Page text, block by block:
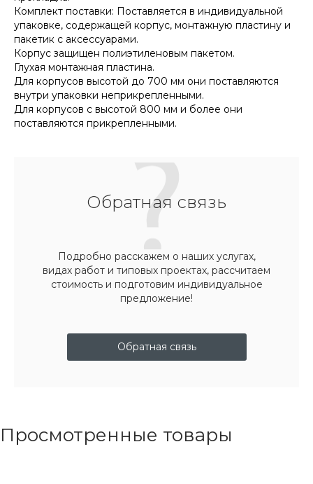
Комплект поставки: Поставляется в индивидуальной
упаковке, содержащей корпус, монтажную пластину и
пакетик с аксессуарами.
Корпус защищен полиэтиленовым пакетом.
Глухая монтажная пластина.
Для корпусов высотой до 700 мм они поставляются
внутри упаковки неприкрепленными.
Для корпусов с высотой 800 мм и более они
поставляются прикрепленными.
Обратная связь
Подробно расскажем о наших услугах,
видах работ и типовых проектах, рассчитаем
стоимость и подготовим индивидуальное
предложение!
Обратная связь
Просмотренные товары